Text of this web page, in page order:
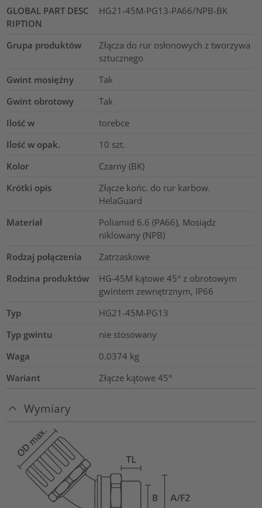
GLOBAL PART DESC
RIPTION
HG21-45M-PG13-PA66/NPB-BK
Grupa produktów
Złącza do rur osłonowych z tworzywa
sztucznego
Gwint mosiężny
Tak
Gwint obrotowy
Tak
Ilość w
torebce
Ilość w opak.
10 szt.
Kolor
Czarny (BK)
Krótki opis
Złącze końc. do rur karbow.
HelaGuard
Materiał
Poliamid 6.6 (PA66), Mosiądz
niklowany (NPB)
Rodzaj połączenia
Zatrzaskowe
Rodzina produktów
HG-45M kątowe 45° z obrotowym
gwintem zewnętrznym, IP66
Typ
HG21-45M-PG13
Typ gwintu
nie stosowany
Waga
0.0374 kg
Wariant
Złącze kątowe 45°
Wymiary